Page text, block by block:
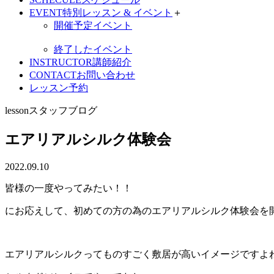
EVENT特別レッスン & イベント ＋
開催予定イベント
終了したイベント
INSTRUCTOR講師紹介
CONTACTお問い合わせ
レッスン予約
lessonスタッフブログ
エアリアルシルク体験会
2022.09.10
皆様の一度やってみたい！！
にお応えして、初めての方の為のエアリアルシルク体験会を
エアリアルシルクってものすごく敷居が高いイメージですよ